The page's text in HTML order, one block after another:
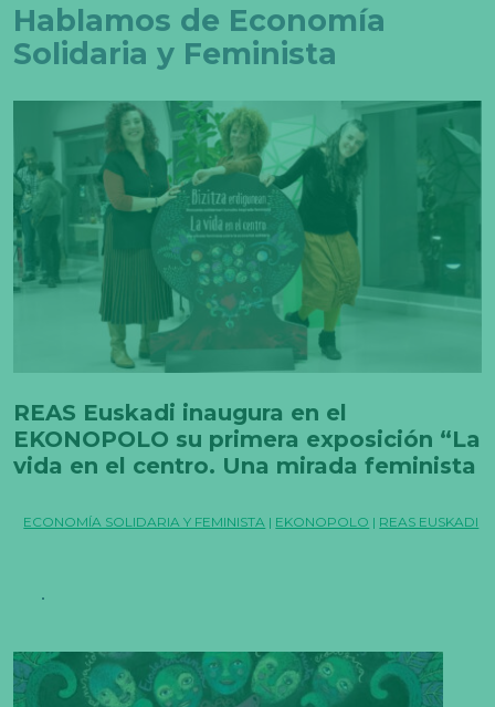
Hablamos de Economía
Solidaria y Feminista
REAS Euskadi inaugura en el
EKONOPOLO su primera exposición “La
vida en el centro. Una mirada feminista
ECONOMÍA SOLIDARIA Y FEMINISTA | EKONOPOLO | REAS EUSKADI